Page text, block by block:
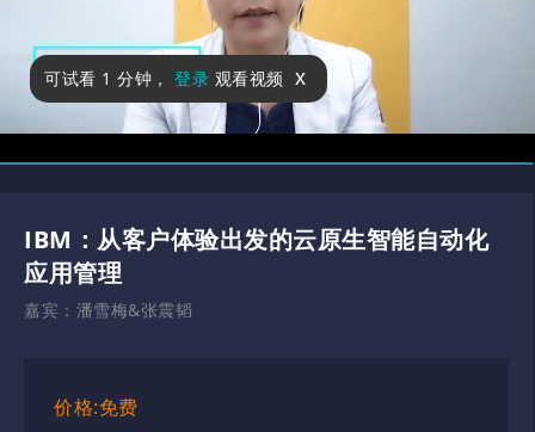
可试看 1 分钟 ， 登录 观看视频 x
IBM：从客户体验出发的云原生智能自动化
应用管理
嘉宾： 潘雪梅&张震韬
价格:免费